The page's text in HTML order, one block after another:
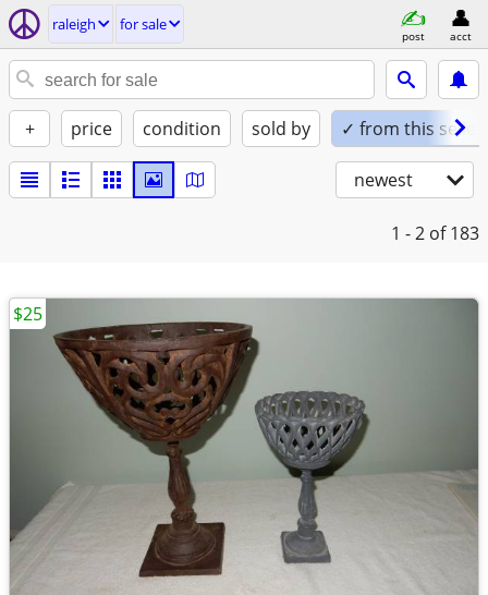
raleigh for sale
post acct
+ price condition sold by ✓ from this seller
newest
1 - 2 of 183
$25